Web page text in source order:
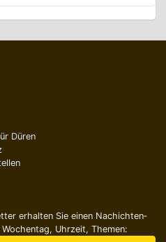
Düren
erhalten Sie einen Nachichten­
Uhrzeit, Themen: